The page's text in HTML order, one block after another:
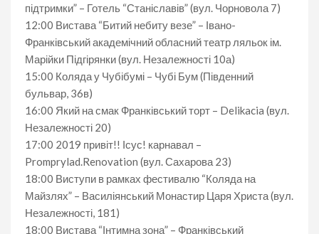
підтримки” – Готель “Станіславів” (вул. Чорновола 7)
12:00 Вистава “Битий небиту везе” – Івано-
Франківський академічний обласний театр ляльок ім.
Марійки Підгірянки (вул. Незалежності 10а)
15:00 Коляда у Чубібумі – Чубі Бум (Південний
бульвар, 36в)
16:00 Який на смак Франківський торт – Delikacia (вул.
Незалежності 20)
17:00 2019 привіт!! Ісус! карнавал –
Promprylad.Renovation (вул. Сахарова 23)
18:00 Виступи в рамках фестивалю “Коляда на
Майзлях” – Василіянський Монастир Царя Христа (вул.
Незалежності, 181)
18:00 Вистава “Інтимна зона” – Франківський